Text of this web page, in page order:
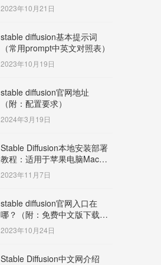
明）
2023年10月21日
stable diffusion基本提示词
（常用prompt中英文对照表）
2023年10月19日
stable diffusion官网地址
（附：配置要求）
2024年3月19日
Stable Diffusion本地安装部署
教程：适用于苹果电脑Mac
OS系统M系列芯片：
MacBook/iMac等
2023年11月7日
stable diffusion官网入口在
哪？（附：免费中文版下载安
装教程）
2023年10月24日
Stable Diffusion中文网介绍